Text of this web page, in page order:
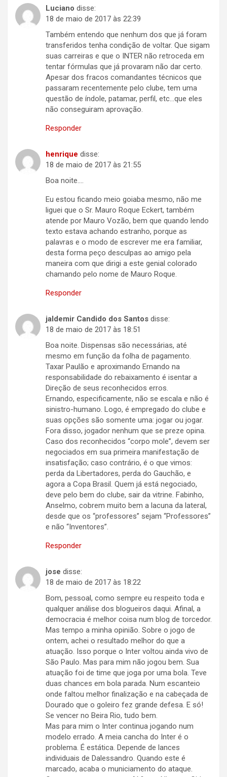
Luciano disse:
18 de maio de 2017 às 22:39
Também entendo que nenhum dos que já foram
transferidos tenha condição de voltar. Que sigam
suas carreiras e que o INTER não retroceda em
tentar fórmulas que já provaram não dar certo.
Apesar dos fracos comandantes técnicos que
passaram recentemente pelo clube, tem uma
questão de índole, patamar, perfil, etc…que eles
não conseguiram aprovação.
Responder
henrique disse:
18 de maio de 2017 às 21:55
Boa noite….
Eu estou ficando meio goiaba mesmo, não me
liguei que o Sr. Mauro Roque Eckert, também
atende por Mauro Vozão, bem que quando lendo
texto estava achando estranho, porque as
palavras e o modo de escrever me era familiar,
desta forma peço desculpas ao amigo pela
maneira com que dirigi a este genial colorado
chamando pelo nome de Mauro Roque.
Responder
jaldemir Candido dos Santos disse:
18 de maio de 2017 às 18:51
Boa noite. Dispensas são necessárias, até
mesmo em função da folha de pagamento.
Taxar Paulão e aproximando Ernando na
responsabilidade do rebaixamento é isentar a
Direção de seus reconhecidos erros.
Ernando, especificamente, não se escala e não é
sinistro-humano. Logo, é empregado do clube e
suas opções são somente uma: jogar ou jogar.
Fora disso, jogador nenhum que se preze opina.
Caso dos reconhecidos “corpo mole”, devem ser
negociados em sua primeira manifestação de
insatisfação; caso contrário, é o que vimos:
perda da Libertadores, perda do Gauchão, e
agora a Copa Brasil. Quem já está negociado,
deve pelo bem do clube, sair da vitrine. Fabinho,
Anselmo, cobrem muito bem a lacuna da lateral,
desde que os “professores” sejam “Professores”
e não “Inventores”.
Responder
jose disse:
18 de maio de 2017 às 18:22
Bom, pessoal, como sempre eu respeito toda e
qualquer análise dos blogueiros daqui. Afinal, a
democracia é melhor coisa num blog de torcedor.
Mas tempo a minha opinião. Sobre o jogo de
ontem, achei o resultado melhor do que a
atuação. Isso porque o Inter voltou ainda vivo de
São Paulo. Mas para mim não jogou bem. Sua
atuação foi de time que joga por uma bola. Teve
duas chances em bola parada. Num escanteio
onde faltou melhor finalização e na cabeçada de
Dourado que o goleiro fez grande defesa. E só!
Se vencer no Beira Rio, tudo bem.
Mas para mim o Inter continua jogando num
modelo errado. A meia cancha do Inter é o
problema. É estática. Depende de lances
individuais de Dalessandro. Quando este é
marcado, acaba o municiamento do ataque.